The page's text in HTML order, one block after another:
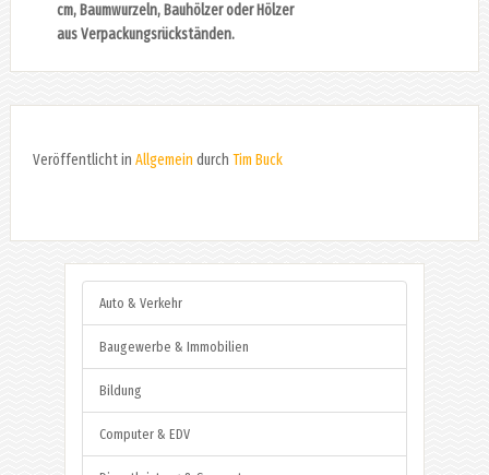
cm, Baumwurzeln, Bauhölzer oder Hölzer
ausVerpackungsrückständen.
Veröffentlicht in Allgemein durch Tim Buck
Auto & Verkehr
Baugewerbe & Immobilien
Bildung
Computer & EDV